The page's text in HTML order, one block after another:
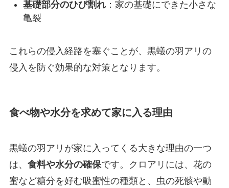
基礎部分のひび割れ：家の基礎にできた小さな
亀裂
これらの侵入経路を塞ぐことが、黒蟻の羽アリの
侵入を防ぐ効果的な対策となります。
食べ物や水分を求めて家に入る理由
黒蟻の羽アリが家に入ってくる大きな理由の一つ
は、 食料や水分の確保です。クロアリには、花の
蜜など糖分を好む吸蜜性の種類と、虫の死骸や動